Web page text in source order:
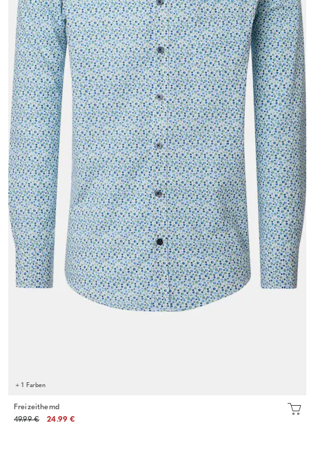
+ 1 Farben
Freizeithemd
49.99 €
24.99 €